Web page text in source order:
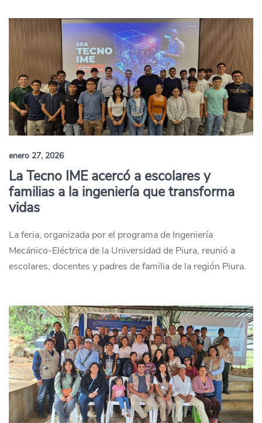
enero 27, 2026
La Tecno IME acercó a escolares y
familias a la ingeniería que transforma
vidas
La feria, organizada por el programa de Ingeniería
Mecánico-Eléctrica de la Universidad de Piura, reunió a
escolares, docentes y padres de familia de la región Piura.